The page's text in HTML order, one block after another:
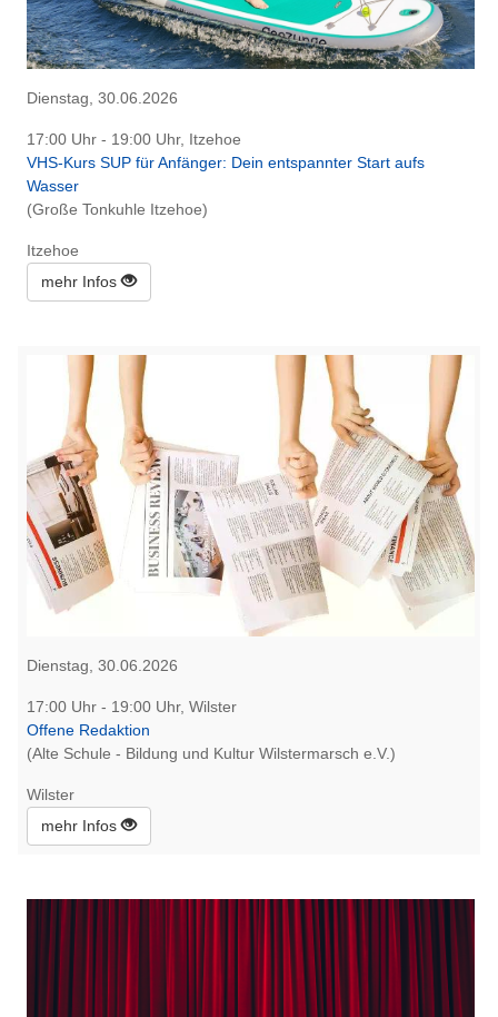
Dienstag, 30.06.2026
17:00 Uhr - 19:00 Uhr, Itzehoe
VHS-Kurs SUP für Anfänger: Dein entspannter Start aufs
Wasser
(Große Tonkuhle Itzehoe)
Itzehoe
mehr Infos
Dienstag, 30.06.2026
17:00 Uhr - 19:00 Uhr, Wilster
Offene Redaktion
(Alte Schule - Bildung und Kultur Wilstermarsch e.V.)
Wilster
mehr Infos